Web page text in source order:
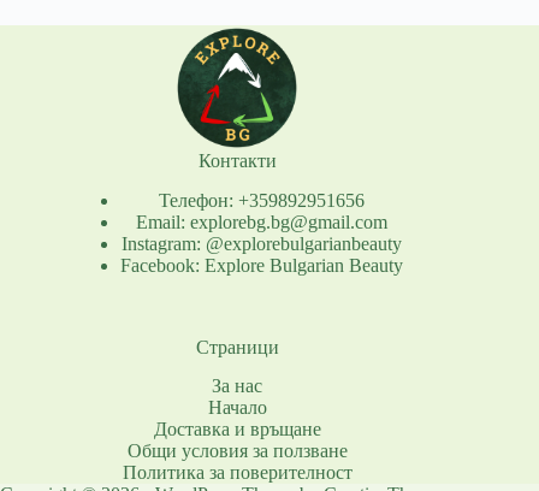
Контакти
Телефон: +359892951656
Email: explorebg.bg@gmail.com
Instagram: @explorebulgarianbeauty
Facebook: Explore Bulgarian Beauty
Страници
За нас
Начало
Доставка и връщане
Общи условия за ползване
Политика за поверителност